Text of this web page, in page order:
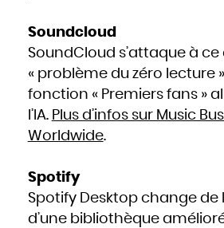
Soundcloud
SoundCloud s’attaque à ce
« problème du zéro lecture
fonction « Premiers fans »
l’IA. Plus d’infos sur Music
Worldwide.
Spotify
Spotify Desktop change de
d’une bibliothèque